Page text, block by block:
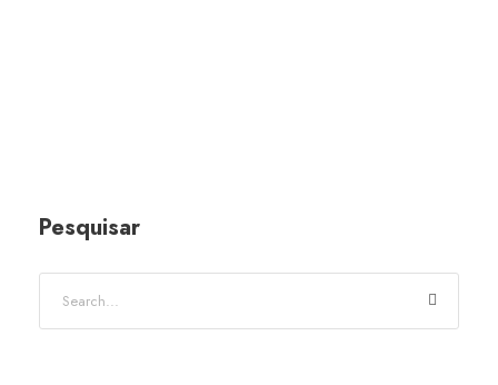
Pesquisar